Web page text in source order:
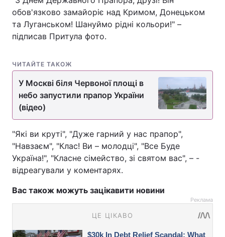
обов'язково замайоріє над Кримом, Донецьком
та Луганськом! Шануймо рідні кольори!" –
підписав Притула фото.
ЧИТАЙТЕ ТАКОЖ
У Москві біля Червоної площі в
небо запустили прапор України
(відео)
"Які ви круті", "Дуже гарний у нас прапор",
"Навзаєм", "Клас! Ви – молодці", "Все Буде
Україна!", "Класне сімейство, зі святом вас", – -
відреагували у коментарях.
Вас також можуть зацікавити новини
Реклама